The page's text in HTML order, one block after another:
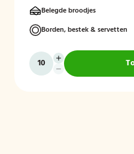
Belegde broodjes
Borden, bestek & servetten